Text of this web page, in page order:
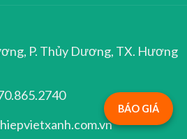
P. Thủy Dương, TX. Hương
BÁO GIÁ